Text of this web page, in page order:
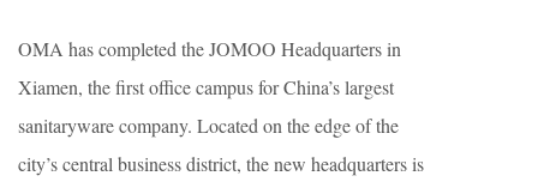
OMA has completed the JOMOO Headquarters in
Xiamen, the first office campus for China’s largest
sanitaryware company. Located on the edge of the
city’s central business district, the new headquarters is